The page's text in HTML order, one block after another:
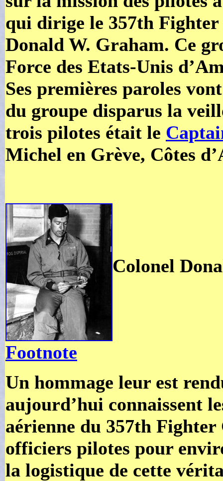
qui dirige le 357th
Donald W. Graham. Ce
Force des Etats-Unis
Ses premières paroles
du groupe disparus la
trois pilotes était le
Michel en Grève, Côtes
Colonel
Footnote
Un hommage leur est
aujourd’hui connaissent
aérienne du 357th Fighter
officiers pilotes pour
la logistique de cette